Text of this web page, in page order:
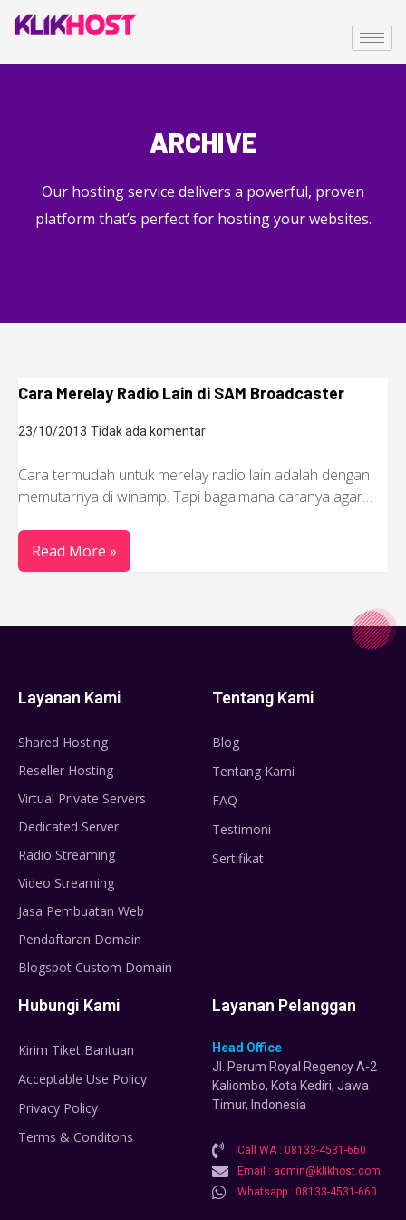
ARCHIVE
Our hosting service delivers a powerful, proven
platform that’s perfect for hosting your websites.
Cara Merelay Radio Lain di SAM Broadcaster
23/10/2013 Tidak ada komentar
Cara termudah untuk merelay radio lain adalah dengan
memutarnya di winamp. Tapi bagaimana caranya agar…
Read More »
Layanan Kami
Shared Hosting
Reseller Hosting
Virtual Private Servers
Dedicated Server
Radio Streaming
Video Streaming
Jasa Pembuatan Web
Pendaftaran Domain
Blogspot Custom Domain
Tentang Kami
Blog
Tentang Kami
FAQ
Testimoni
Sertifikat
Hubungi Kami
Kirim Tiket Bantuan
Acceptable Use Policy
Privacy Policy
Terms & Conditons
Layanan Pelanggan
Head Office
Jl. Perum Royal Regency A-2
Kaliombo, Kota Kediri, Jawa
Timur, Indonesia
Call WA : 08133-4531-660
Email : admin@klikhost.com
Whatsapp : 08133-4531-660